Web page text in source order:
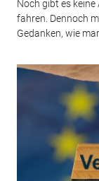
Noch gibt es
fahren. Dennoch
Gedanken, wie